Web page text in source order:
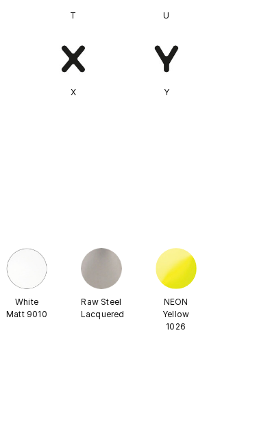
T U
X Y
White
Matt 9010
Raw Steel
Lacquered
NEON
Yellow
1026